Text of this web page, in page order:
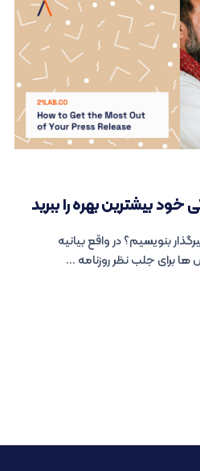
خود بیشترین بهره را ببرید
بنویسیم؟ در واقع بیانیه
برای جلب نظر روزنامه ...